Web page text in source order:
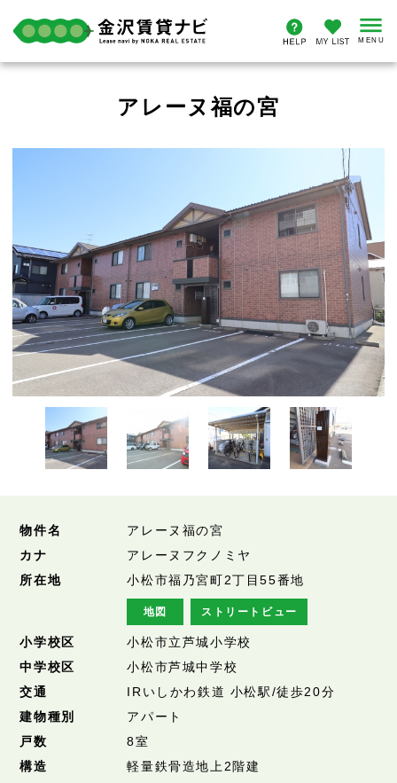
アレーヌ福の宮
物件名
アレーヌ福の宮
カナ
アレーヌフクノミヤ
所在地
小松市福乃宮町2丁目55番地
地図 ストリートビュー
小学校区
小松市立芦城小学校
中学校区
小松市芦城中学校
交通
IRいしかわ鉄道 小松駅/徒歩20分
建物種別
アパート
戸数
8室
構造
軽量鉄骨造地上2階建